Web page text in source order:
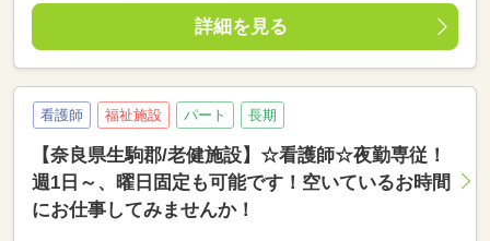
詳細を見る
看護師 福祉施設 パート 長期
【奈良県生駒郡/老健施設】☆看護師☆夜勤専従！
週1日～、曜日固定も可能です！空いているお時間
にお仕事してみませんか！